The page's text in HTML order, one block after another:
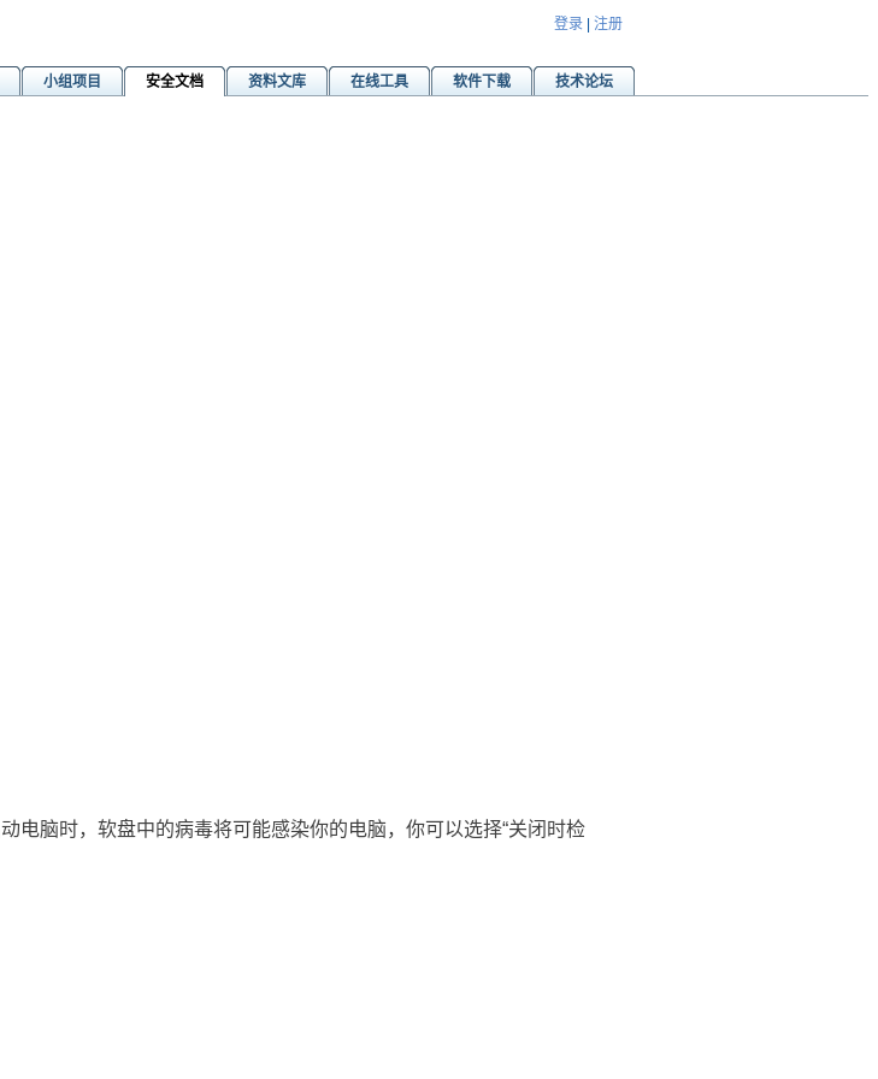
登录 注册
小组项目 安全文档 资料文库 在线工具 软件下载
技术论坛
脑时，软盘中的病毒将可能感染你的电脑，你可以选择“关闭时检